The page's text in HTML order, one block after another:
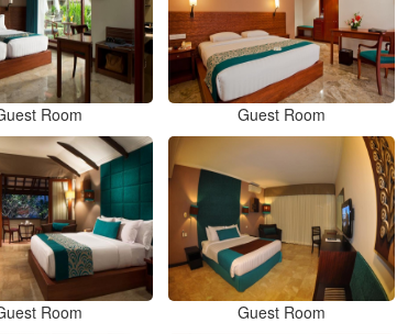
Room Guest Room
Room Guest Room